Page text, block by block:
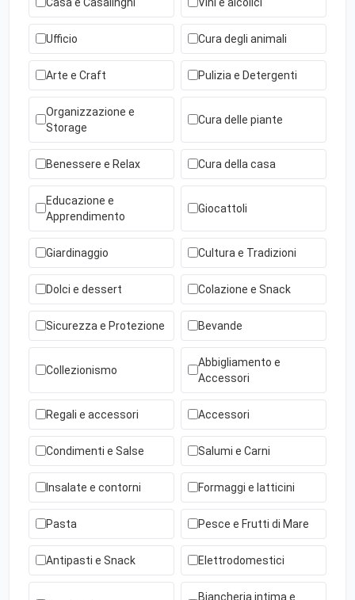
Ufficio Cura degli animali
Arte e Craft Pulizia e Detergenti
Organizzazione e
Storage
Cura delle piante
Benessere e Relax Cura della casa
Educazione e
Apprendimento
Giocattoli
Giardinaggio Cultura e Tradizioni
Dolci e dessert Colazione e Snack
Sicurezza e Protezione Bevande
Collezionismo
Abbigliamento e
Accessori
Regali e accessori Accessori
Condimenti e Salse Salumi e Carni
Insalate e contorni Formaggi e latticini
Pasta Pesce e Frutti di Mare
Antipasti e Snack Elettrodomestici
Biancheria intima e